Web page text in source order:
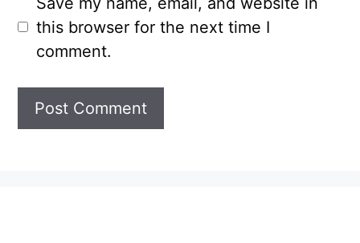
this browser for the next time I
comment.